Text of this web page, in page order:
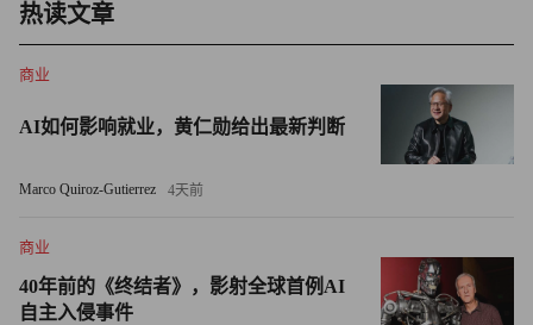
有有人出差时我才能睡到床上。我没有自己的衣柜，没有自
己的抽屉，什么都没有。”
在那段日子里，库班抓住一切机会学习电脑和软件知识——
哪怕只是一份说明书，他也会坐下来从头读到尾。做销售期
而，当他去领取佣金支票时，老板却当场解雇了他。也正是
那个瞬间，激励库班创办了人生中的第一家公司
MicroSolutions，从事PC软件开发。这家公司在1990年以600
热读文章
商业
AI如何影响就业，黄仁勋给出最新判断
Marco Quiroz-Gutierrez 4天前
商业
40年前的《终结者》，影射全球首例AI
自主入侵事件